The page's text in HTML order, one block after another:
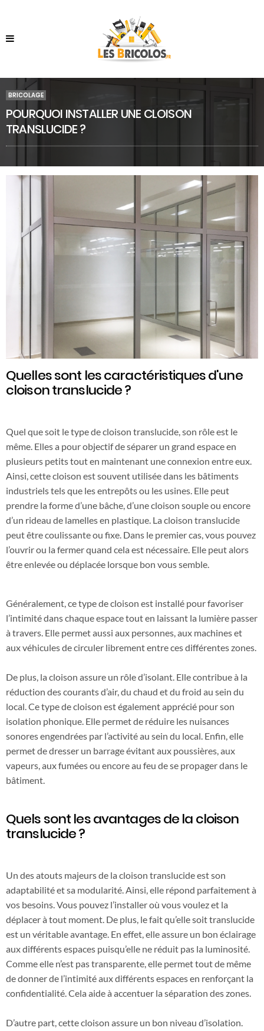
BRICOLAGE
POURQUOI INSTALLER UNE CLOISON
TRANSLUCIDE ?
Quelles sont les caractéristiques d'une
cloison translucide ?
Quel que soit le type de cloison translucide, son rôle est le
même. Elles a pour objectif de séparer un grand espace en
plusieurs petits tout en maintenant une connexion entre eux.
Ainsi, cette cloison est souvent utilisée dans les bâtiments
industriels tels que les entrepôts ou les usines. Elle peut
prendre la forme d’une bâche, d’une cloison souple ou encore
d’un rideau de lamelles en plastique. La cloison translucide
peut être coulissante ou fixe. Dans le premier cas, vous pouvez
l’ouvrir ou la fermer quand cela est nécessaire. Elle peut alors
être enlevée ou déplacée lorsque bon vous semble.
Généralement, ce type de cloison est installé pour favoriser
l’intimité dans chaque espace tout en laissant la lumière passer
à travers. Elle permet aussi aux personnes, aux machines et
aux véhicules de circuler librement entre ces différentes zones.
De plus, la cloison assure un rôle d’isolant. Elle contribue à la
réduction des courants d’air, du chaud et du froid au sein du
local. Ce type de cloison est également apprécié pour son
isolation phonique. Elle permet de réduire les nuisances
sonores engendrées par l’activité au sein du local. Enfin, elle
permet de dresser un barrage évitant aux poussières, aux
vapeurs, aux fumées ou encore au feu de se propager dans le
bâtiment.
Quels sont les avantages de la cloison
translucide ?
Un des atouts majeurs de la cloison translucide est son
adaptabilité et sa modularité. Ainsi, elle répond parfaitement à
vos besoins. Vous pouvez l’installer où vous voulez et la
déplacer à tout moment. De plus, le fait qu’elle soit translucide
est un véritable avantage. En effet, elle assure un bon éclairage
aux différents espaces puisqu’elle ne réduit pas la luminosité.
Comme elle n’est pas transparente, elle permet tout de même
de donner de l’intimité aux différents espaces en renforçant la
confidentialité. Cela aide à accentuer la séparation des zones.
D’autre part, cette cloison assure un bon niveau d’isolation.